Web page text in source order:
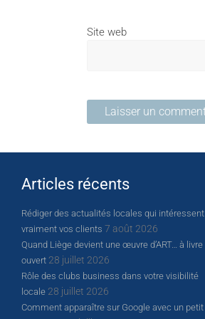
Site web
Articles récents
Rédiger des actualités locales qui intéressent
vraiment vos clients 7 août 2026
Quand Liège devient une œuvre d’ART… à livre
ouvert 28 juillet 2026
Rôle des clubs business dans votre visibilité
locale 28 juillet 2026
Comment apparaître sur Google avec un petit